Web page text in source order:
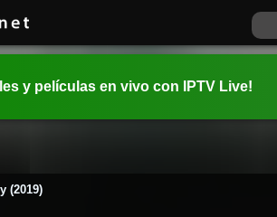
y películas en vivo con IPTV Live!
(2019)